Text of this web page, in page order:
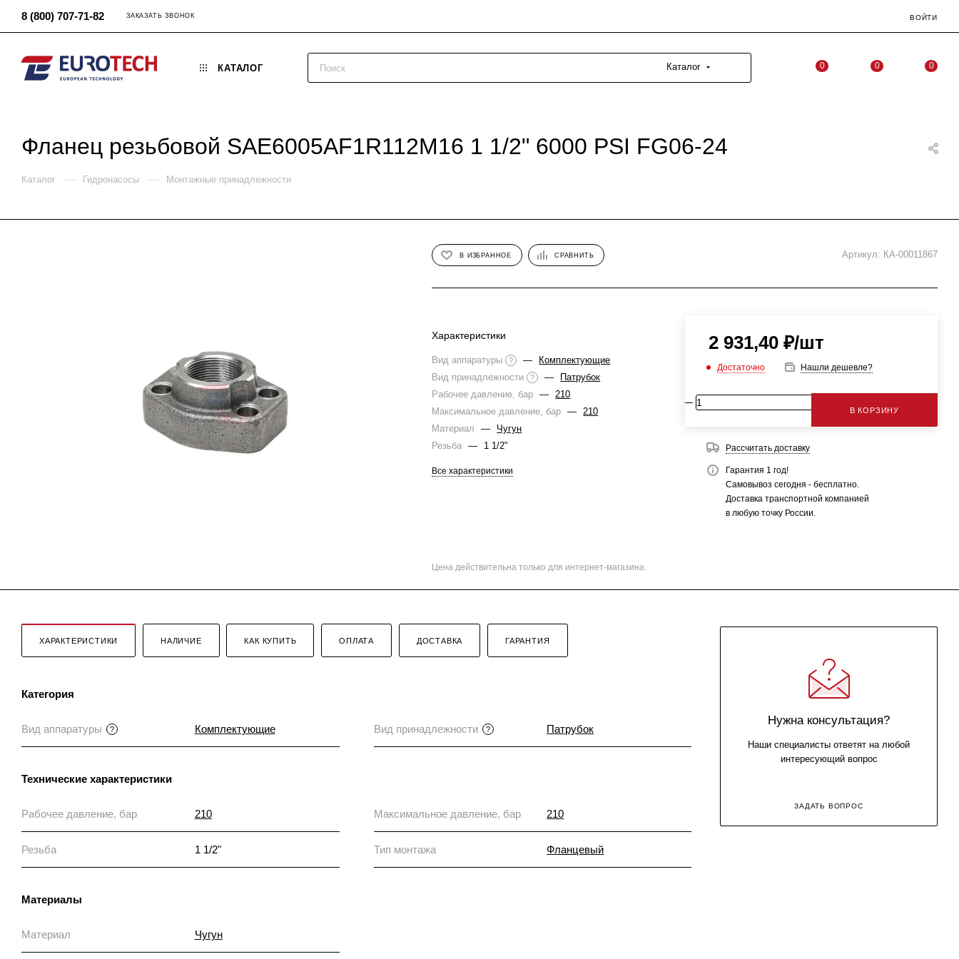
8 (800) 707-71-82 ЗАКАЗАТЬ ЗВОНОК ВОЙТИ
КАТАЛОГ Каталог 0 0 0
Фланец резьбовой SAE6005AF1R112M16 1 1/2" 6000 PSI FG06-24
Каталог — Гидронасосы — Монтажные принадлежности
В ИЗБРАННОЕ СРАВНИТЬ Артикул: КА-00011867
Характеристики
Вид аппаратуры ? —
Комплектующие
Вид принадлежности ? —
Патрубок
Рабочее давление, бар
—
210
Максимальное давление, бар
—
210
Материал
—
Чугун
Резьба
— 1 1/2"
Все характеристики
2 931,40₽/шт
Достаточно Нашли дешевле?
В КОРЗИНУ
Рассчитать доставку
Гарантия 1 год!
Самовывоз сегодня - бесплатно.
Доставка транспортной компанией
в любую точку России.
Цена действительна только для интернет-магазина.
ХАРАКТЕРИСТИКИ НАЛИЧИЕ КАК КУПИТЬ ОПЛАТА ДОСТАВКА ГАРАНТИЯ
Категория
Вид аппаратуры ? Комплектующие Вид принадлежности ? Патрубок
Технические характеристики
Рабочее давление, бар 210 Максимальное давление, бар 210
Резьба 1 1/2" Тип монтажа Фланцевый
Материалы
Материал Чугун
Нужна консультация?
Наши специалисты ответят на любой
интересующий вопрос
ЗАДАТЬ ВОПРОС